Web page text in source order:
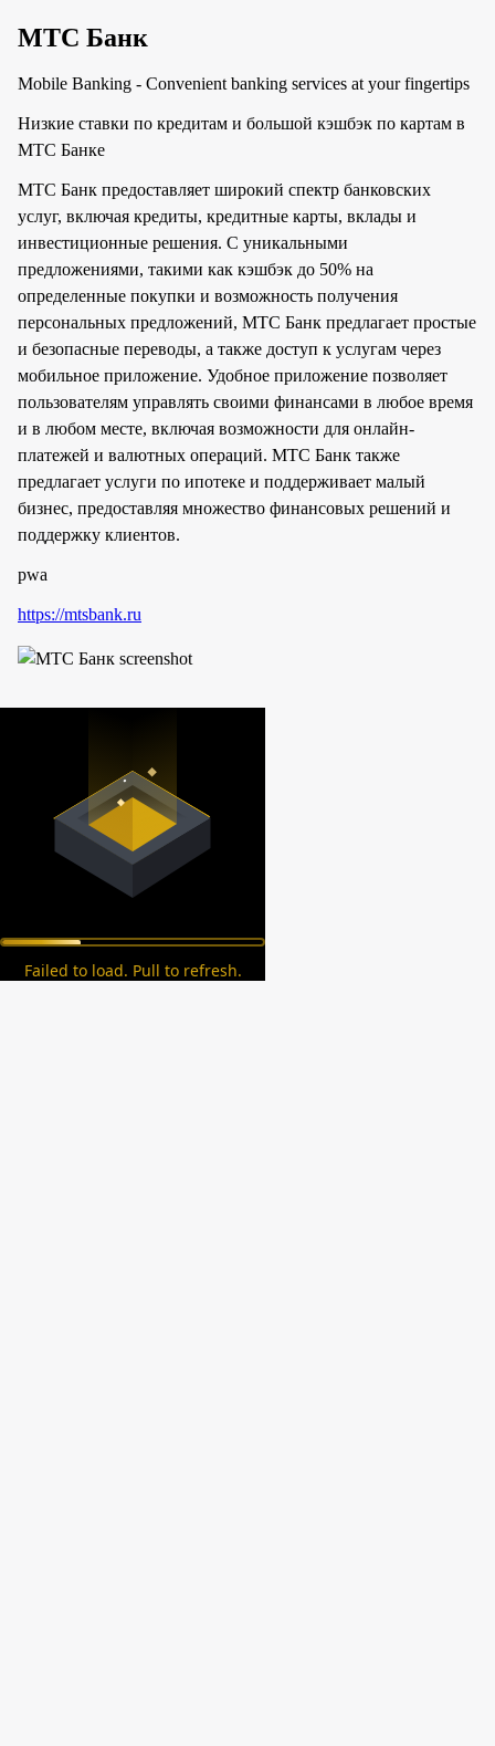
МТС Банк
Mobile Banking - Convenient banking services at your fingertips
Низкие ставки по кредитам и большой кэшбэк по картам в
МТС Банке
МТС Банк предоставляет широкий спектр банковских
услуг, включая кредиты, кредитные карты, вклады и
инвестиционные решения. С уникальными
предложениями, такими как кэшбэк до 50% на
определенные покупки и возможность получения
персональных предложений, МТС Банк предлагает простые
и безопасные переводы, а также доступ к услугам через
мобильное приложение. Удобное приложение позволяет
пользователям управлять своими финансами в любое время
и в любом месте, включая возможности для онлайн-
платежей и валютных операций. МТС Банк также
предлагает услуги по ипотеке и поддерживает малый
бизнес, предоставляя множество финансовых решений и
поддержку клиентов.
pwa
https://mtsbank.ru
Failed to load. Pull to refresh.